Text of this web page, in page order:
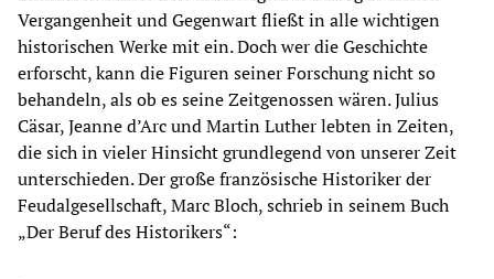
Vergangenheit und Gegenwart fließt in alle wichtigen
historischen Werke mit ein. Doch wer die Geschichte
erforscht, kann die Figuren seiner Forschung nicht so
behandeln, als ob es seine Zeitgenossen wären. Julius
Cäsar, Jeanne d’Arc und Martin Luther lebten in Zeiten,
die sich in vieler Hinsicht grundlegend von unserer Zeit
unterschieden. Der große französische Historiker der
Feudalgesellschaft, Marc Bloch, schrieb in seinem Buch
„Der Beruf des Historikers“: